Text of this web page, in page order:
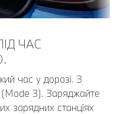
ЧАС
час у дорозі. З
3). Заряджайте
зарядних станціях